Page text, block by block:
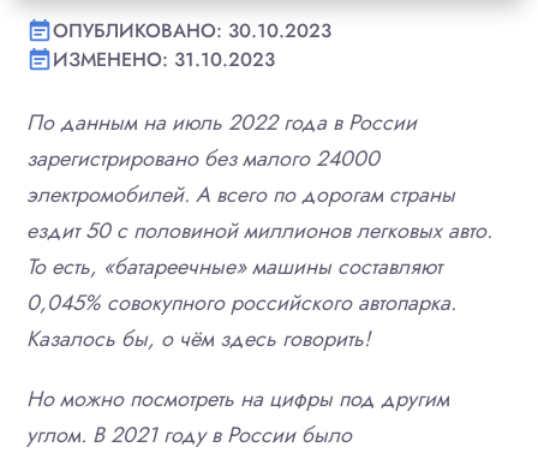
event_noteОПУБЛИКОВАНО: 30.10.2023
event_noteИЗМЕНЕНО: 31.10.2023
По данным на июль 2022 года в России
зарегистрировано без малого 24000
электромобилей. А всего по дорогам страны
ездит 50 с половиной миллионов легковых авто.
То есть, «батареечные» машины составляют
0,045% совокупного российского автопарка.
Казалось бы, о чём здесь говорить!
Но можно посмотреть на цифры под другим
углом. В 2021 году в России было